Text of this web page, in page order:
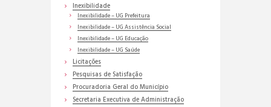
Inexibilidade
Inexibilidade – UG Prefeitura
Inexibilidade – UG Assistência Social
Inexibilidade – UG Educação
Inexibilidade – UG Saúde
Licitações
Pesquisas de Satisfação
Procuradoria Geral do Município
Secretaria Executiva de Administração